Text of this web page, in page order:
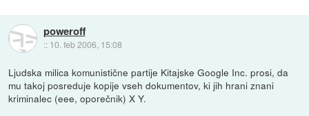
poweroff
:: 10. feb 2006, 15:08
Ljudska milica komunistične partije Kitajske Google Inc. prosi, da
mu takoj posreduje kopije vseh dokumentov, ki jih hrani znani
kriminalec (eee, oporečnik) X Y.